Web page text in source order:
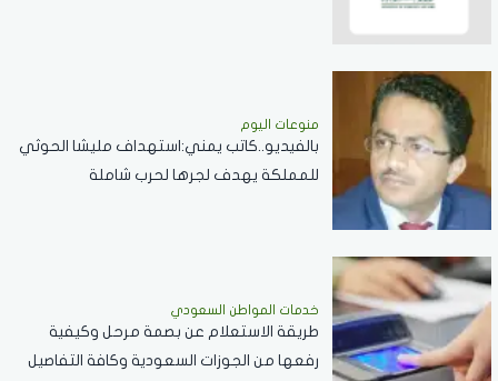
منوعات اليوم
بالفيديو..كاتب يمني:استهداف مليشا الحوثي
للمملكة يهدف لجرها لحرب شاملة
خدمات المواطن السعودي
طريقة الاستعلام عن بصمة مرحل وكيفية
رفعها من الجوزات السعودية وكافة التفاصيل